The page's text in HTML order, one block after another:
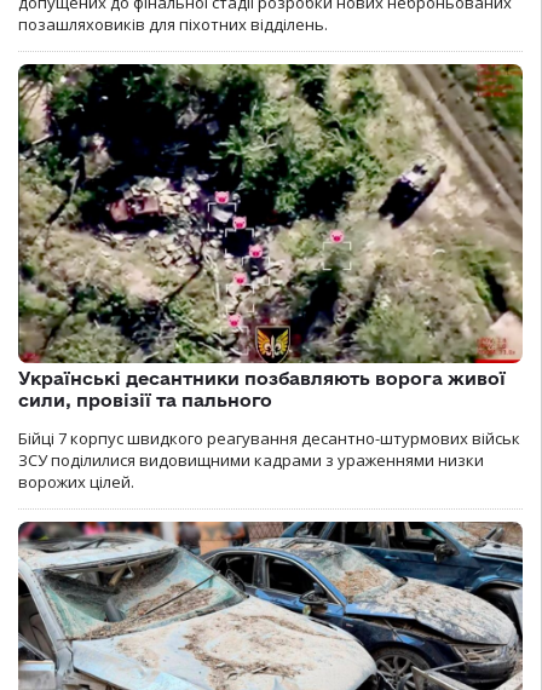
позашляховиків для піхотних відділень.
Українські десантники позбавляють ворога живої
сили, провізії та пального
Бійці 7 корпус швидкого реагування десантно-штурмових військ
ЗСУ поділилися видовищними кадрами з ураженнями низки
ворожих цілей.